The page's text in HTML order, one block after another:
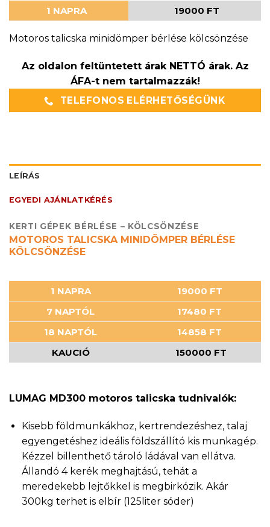
1 NAPRA 19000 FT
Motoros talicska minidömper bérlése kölcsönzése
Az oldalon feltüntetett árak NETTÓ árak. Az
ÁFA-t nem tartalmazzák!
TELEFONOS ELÉRHETŐSÉGÜNK
LEÍRÁS
EGYEDI AJÁNLATKÉRÉS
KERTI GÉPEK BÉRLÉSE – KÖLCSÖNZÉSE
MOTOROS TALICSKA MINIDÖMPER BÉRLÉSE
KÖLCSÖNZÉSE
1 NAPRA
19000 FT
7 NAPTÓL
17480 FT
18 NAPTÓL
14858 FT
KAUCIÓ
150000 FT
LUMAG MD300 motoros talicska tudnivalók:
Kisebb földmunkákhoz, kertrendezéshez, talaj
egyengetéshez ideális földszállító kis munkagép.
Kézzel billenthető tároló ládával van ellátva.
Állandó 4 kerék meghajtású, tehát a
meredekebb lejtőkkel is megbirkózik. Akár
300kg terhet is elbír (125liter sóder)